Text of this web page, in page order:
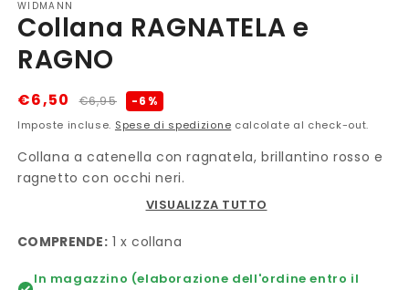
WIDMANN
Collana RAGNATELA e
RAGNO
Prezzo
di
€6,95
Prezzo
scontato
€6,50 -6%
Imposte incluse. Spese di spedizione calcolate al check-out.
Collana a catenella con ragnatela, brillantino rosso e
ragnetto con occhi neri.
VISUALIZZA TUTTO
COMPRENDE: 1 x collana
In magazzino (elaborazione dell'ordine entro il